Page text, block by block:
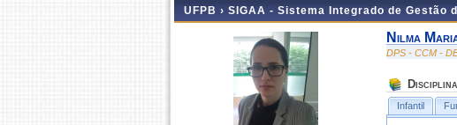
UFPB › SIGAA - Sistema Integrado de Gestão
Nilma
DPS - CCM -
Infantil